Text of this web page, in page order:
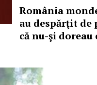
România
au despărţit
că nu-şi doreau